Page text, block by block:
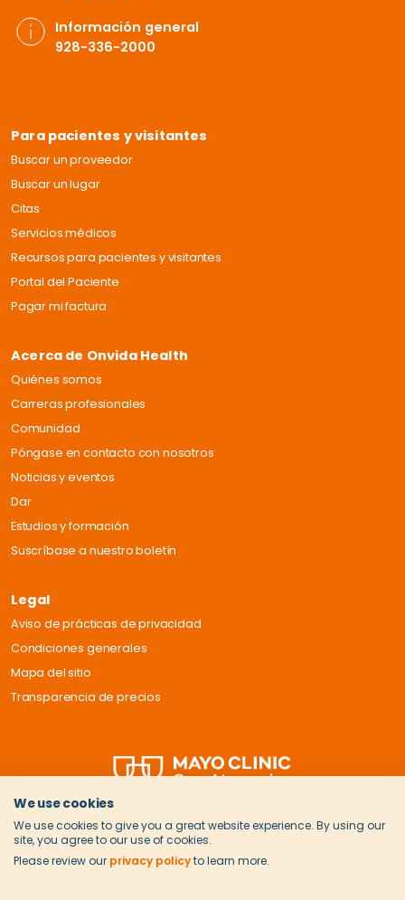
Información general
928-336-2000
Para pacientes y visitantes
Buscar un proveedor
Buscar un lugar
Citas
Servicios médicos
Recursos para pacientes y visitantes
Portal del Paciente
Pagar mi factura
Acerca de Onvida Health
Quiénes somos
Carreras profesionales
Comunidad
Póngase en contacto con nosotros
Noticias y eventos
Dar
Estudios y formación
Suscríbase a nuestro boletín
Legal
Aviso de prácticas de privacidad
Condiciones generales
Mapa del sitio
Transparencia de precios
We use cookies
We use cookies to give you a great website experience. By using our
site, you agree to our use of cookies.
Please review our privacy policyto learn more.